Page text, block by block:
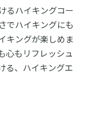
るハイキングコー
でハイキングにも
キングが楽しめま
心もリフレッシュ
る、ハイキングエ